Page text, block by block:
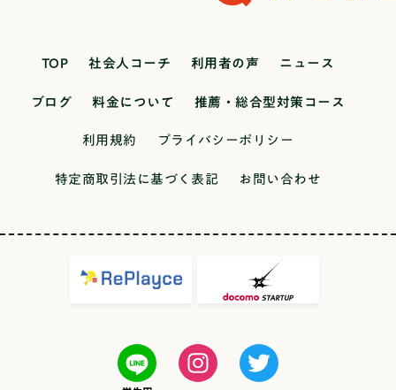
TOP 社会人コーチ 利用者の声 ニュース
ブログ 料金について 推薦・総合型対策コース
利用規約 プライバシーポリシー
特定商取引法に基づく表記 お問い合わせ